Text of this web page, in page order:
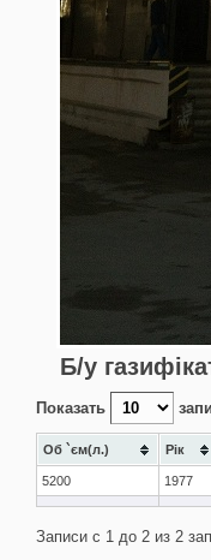
Б/у
Показать
Об `єм(л.) Рік
5200 1977
Записи с 1 до 2 из 2